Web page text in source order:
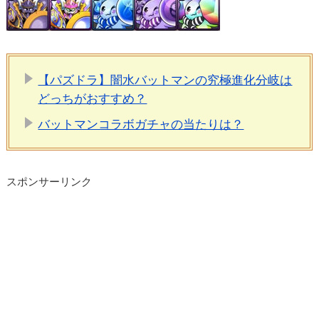
【パズドラ】闇水バットマンの究極進化分岐は
どっちがおすすめ？
バットマンコラボガチャの当たりは？
スポンサーリンク